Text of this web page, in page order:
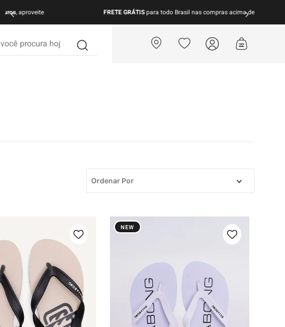
FRETE GRÁTIS para todo Brasil nas compras acima de R$ 499 | Consulte as Regras
Ordenar Por
NEW